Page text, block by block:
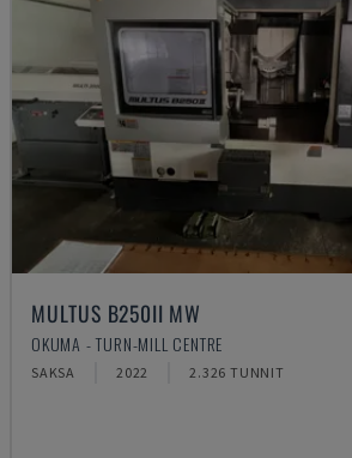
MULTUS B250II MW
OKUMA - TURN-MILL CENTRE
SAKSA 2022 2.326 TUNNIT